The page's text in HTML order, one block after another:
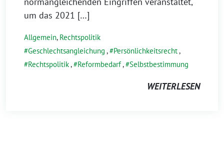
um das 2021 […]
Allgemein, Rechtspolitik
Geschlechtsangleichung , Persönlichkeitsrecht,
Rechtspolitik, Reformbedarf, Selbstbestimmung
WEITERLESEN